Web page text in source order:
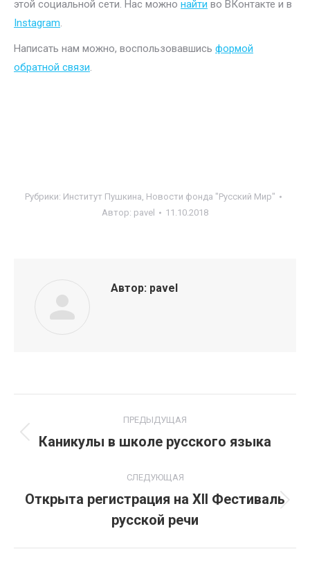
этой социальной сети. Нас можно найти во ВКонтакте и в
Instagram.
Написать нам можно, воспользовавшись формой
обратной связи.
Рубрики: Институт Пушкина, Новости фонда "Русский Мир"
Автор: pavel 11.10.2018
Автор: pavel
по
ПРЕДЫДУЩАЯ
Предыдущая
Каникулы в школе русского языка
СЛЕДУЮЩАЯ
Следующая
запись:
Открыта регистрация на ХII Фестиваль
русской речи